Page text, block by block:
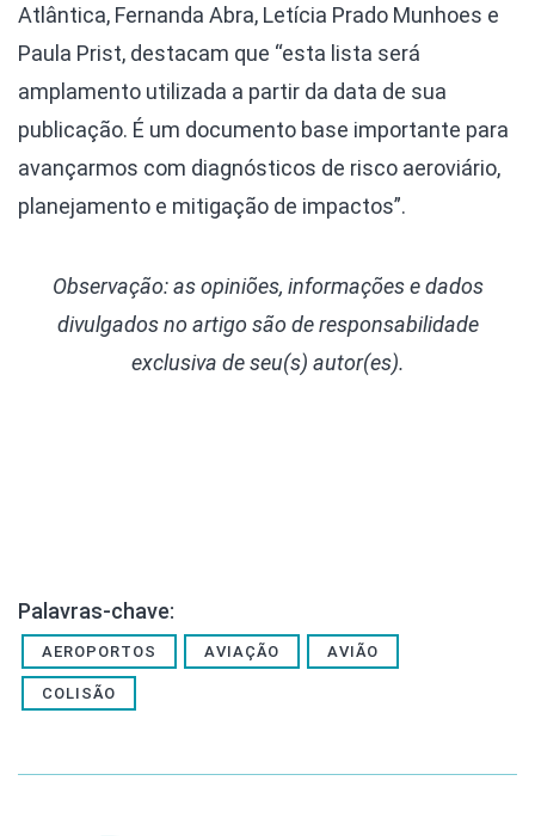
Atlântica, Fernanda Abra, Letícia Prado Munhoes e
Paula Prist, destacam que “esta lista será
amplamento utilizada a partir da data de sua
publicação. É um documento base importante para
avançarmos com diagnósticos de risco aeroviário,
planejamento e mitigação de impactos”.
Observação: as opiniões, informações e dados
divulgados no artigo são de responsabilidade
exclusiva de seu(s) autor(es).
Palavras-chave:
AEROPORTOS AVIAÇÃO AVIÃO
COLISÃO